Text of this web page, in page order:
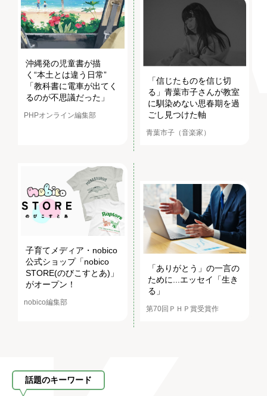
沖縄発の児童書が描
く“本土とは違う日常”
「教科書に電車が出てく
るのが不思議だった」
PHPオンライン編集部
「信じたものを信じ切
る」青葉市子さんが教室
に馴染めない思春期を過
ごし見つけた軸
青葉市子（音楽家）
子育てメディア・nobico
公式ショップ「nobico
STORE(のびこすとあ)」
がオープン！
nobico編集部
「ありがとう」の一言の
ために...エッセイ「生き
る」
第70回ＰＨＰ賞受賞作
話題のキーワード